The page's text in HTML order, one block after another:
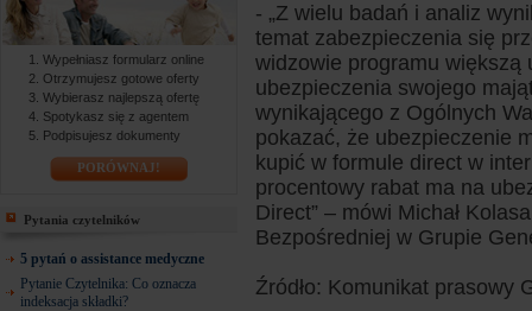
Wypełniasz formularz online
Otrzymujesz gotowe oferty
Wybierasz najlepszą ofertę
Spotykasz się z agentem
Podpisujesz dokumenty
PORÓWNAJ!
Pytania czytelników
5 pytań o assistance medyczne
Pytanie Czytelnika: Co oznacza
indeksacja składki?
- „Z wielu badań i analiz
temat zabezpieczenia się
widzowie programu większą
ubezpieczenia swojego
wynikającego z Ogólnych
pokazać, że ubezpieczenie
kupić w formule direct w
procentowy rabat ma na
Direct” – mówi Michał
Bezpośredniej w Grupie
Źródło: Komunikat prasowy